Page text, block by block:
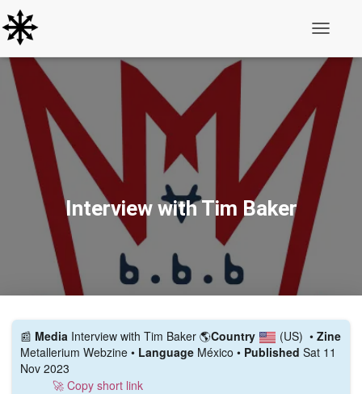
Interview with Tim Baker
📰️ Media Interview with Tim Baker 🌎Country (US) • Zine
Metallerium Webzine • Language México • Published Sat 11
Nov 2023
🚀 Copy short link